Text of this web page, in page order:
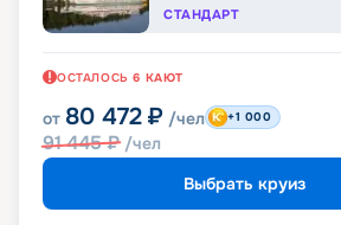
СТАНДАРТ
ОСТАЛОСЬ 6 КАЮТ
от 80 472 ₽ /чел
91 445₽ /чел
+1 000
Выбрать круиз